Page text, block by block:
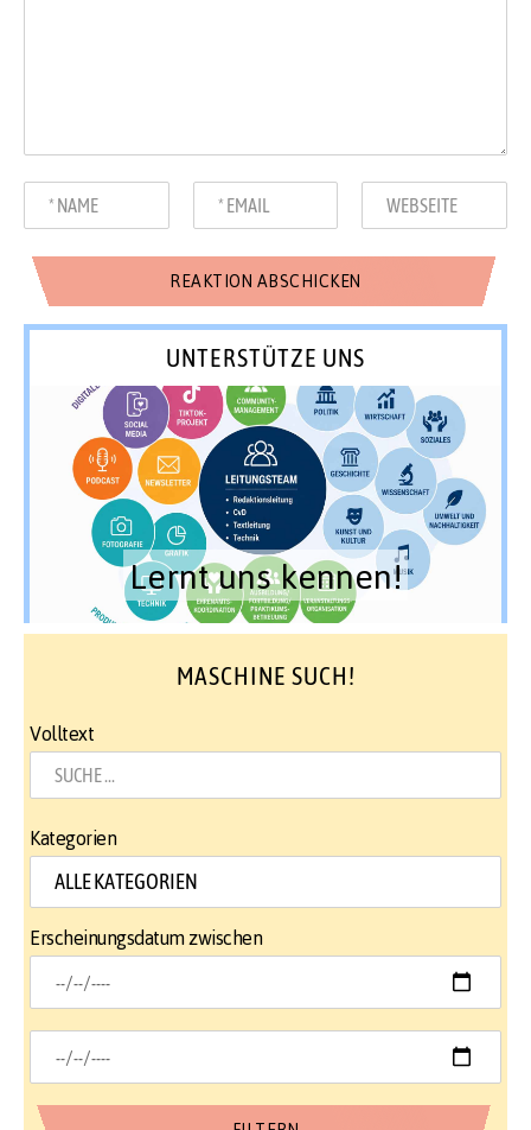
UNTERSTÜTZE UNS
Lernt uns kennen!
MASCHINE SUCH!
Volltext
Kategorien
Erscheinungsdatum zwischen